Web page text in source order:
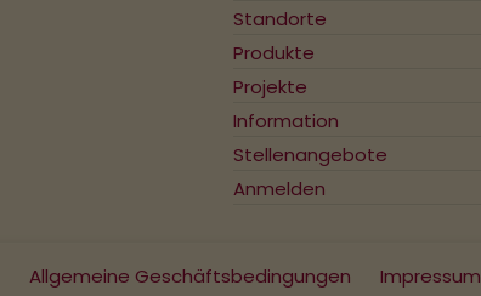
Standorte
Produkte
Projekte
Information
Stellenangebote
Anmelden
Allgemeine Geschäftsbedingungen Impressum